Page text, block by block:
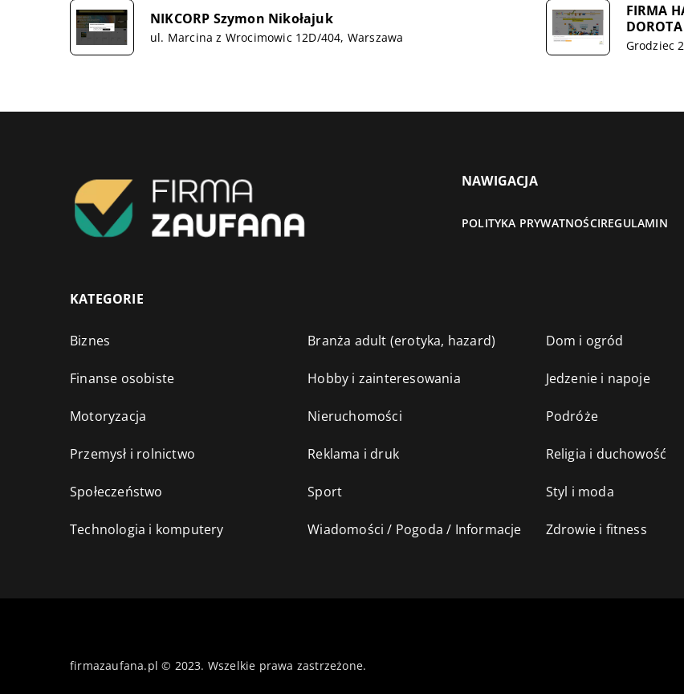
NIKCORP Szymon Nikołajuk
ul. Marcina z Wrocimowic 12D/404, Warszawa
FIRMA
Grodziec
NAWIGACJA
POLITYKA PRYWATNOŚCIREGULAMIN
KATEGORIE
Biznes Branża adult (erotyka, hazard) Dom i ogród
Finanse osobiste Hobby i zainteresowania Jedzenie i napoje
Motoryzacja Nieruchomości Podróże
Przemysł i rolnictwo Reklama i druk Religia i duchowość
Społeczeństwo Sport Styl i moda
Technologia i komputery Wiadomości / Pogoda / Informacje Zdrowie i fitness
firmazaufana.pl © 2023. Wszelkie prawa zastrzeżone.